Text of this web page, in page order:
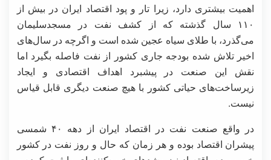
اهمیت بیشتری دارد، زیرا تار و پود اقتصاد ایران در بیش از
۱۱۰ سال گذشته که از کشف نفت در مسجدسلیمان
می‌گذرد، با طلای‌ سیاه عجین شده است و اگرچه در سال‌های
اخیر تلاش شده بودجه جاری کشور از نفت فاصله بگیرد اما
نقش این صنعت در پیشبرد اهداف اقتصادی و ایجاد
زیرساخت‌های حیاتی کشور با هیچ صنعت دیگری قابل قیاس
نیست.
در واقع صنعت نفت در اقتصاد ایران از دهه ۴۰ شمسی
پیشران اقتصاد بوده و هر زمان که حال و روز نفت در کشور